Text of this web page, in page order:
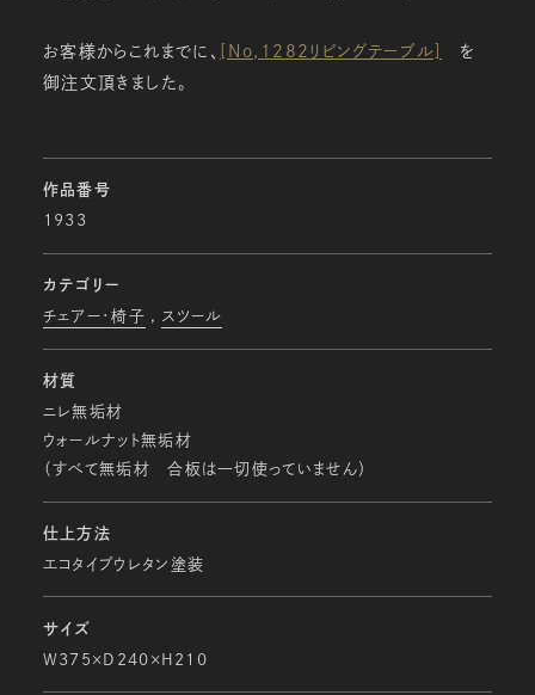
お客様からこれまでに、 [No,1282リビングテーブル] を
御注文頂きました。
作品番号
1933
カテゴリー
チェアー・椅子 スツール
材質
ニレ無垢材
ウォールナット無垢材
（すべて無垢材 合板は一切使っていません）
仕上方法
エコタイプウレタン塗装
サイズ
W375×D240×H210